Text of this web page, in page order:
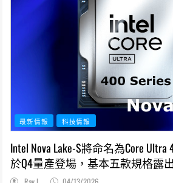
最新情報 科技情報
Intel Nova Lake-S將命名為Core
於Q4量產登場，基本五款規格露